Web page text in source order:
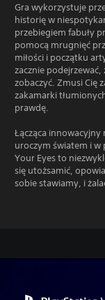
Gra wykorzystuje
historię w
przebiegiem fabuły
pomocą mrugnięć
miłości i początku
zacznie
zobaczyć. Zmusi Cię
zakamarki
prawdę.
Łącząca
uroczym światem i w
Your Eyes to
się utożsamić,
sobie stawiamy, i